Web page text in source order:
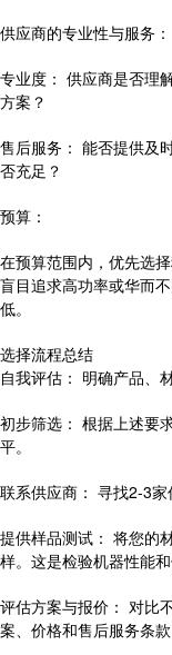
供应商的专业性与服务：
专业度： 供应商是否理
方案？
售后服务： 能否提供及
否充足？
预算：
在预算范围内，优先选
盲目追求高功率或华而
低。
选择流程总结
自我评估： 明确产品、
初步筛选： 根据上述要
平。
联系供应商： 寻找2-3家
提供样品测试： 将您的
样。这是检验机器性能
评估方案与报价： 对比
案、价格和售后服务条款